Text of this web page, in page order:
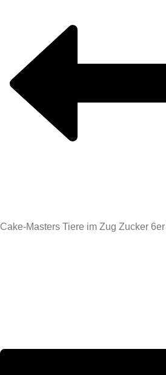
Cake-Masters Tiere im Zug Zucker